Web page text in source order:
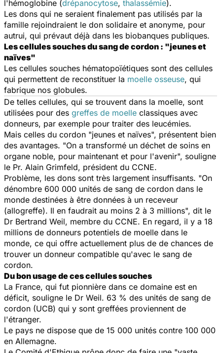
l'hémoglobine (drépanocytose, thalassémie).
Les dons qui ne seraient finalement pas utilisés par la
famille rejoindraient le don solidaire et anonyme, pour
autrui, qui prévaut déjà dans les biobanques publiques.
Les cellules souches du sang de cordon : "jeunes et
naïves"
Les cellules souches hématopoïétiques sont des cellules
qui permettent de reconstituer la moelle osseuse, qui
fabrique nos globules.
De telles cellules, qui se trouvent dans la moelle, sont
utilisées pour des greffes de moelle classiques avec
donneurs, par exemple pour traiter des leucémies.
Mais celles du cordon "jeunes et naïves", présentent bien
des avantages. "On a transformé un déchet de soins en
organe noble, pour maintenant et pour l'avenir", souligne
le Pr. Alain Grimfeld, président du CCNE.
Problème, les dons sont très largement insuffisants. "On
dénombre 600 000 unités de sang de cordon dans le
monde destinées à être données à un receveur
(allogreffe). Il en faudrait au moins 2 à 3 millions", dit le
Dr Bertrand Weil, membre du CCNE. En regard, il y a 18
millions de donneurs potentiels de moelle dans le
monde, ce qui offre actuellement plus de de chances de
trouver un donneur compatible qu'avec le sang de
cordon.
Du bon usage de ces cellules souches
La France, qui fut pionnière dans ce domaine est en
déficit, souligne le Dr Weil. 63 % des unités de sang de
cordon (UCB) qui y sont greffées proviennent de
l'étranger.
Le pays ne dispose que de 15 000 unités contre 100 000
en Allemagne.